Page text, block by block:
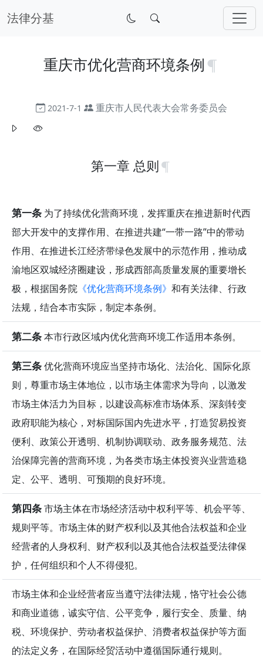
法律分基
重庆市优化营商环境条例
2021-7-1 重庆市人民代表大会常务委员会
第一章 总则
第一条 为了持续优化营商环境，发挥重庆在推进新时代西
部大开发中的支撑作用、在推进共建“一带一路”中的带动
作用、在推进长江经济带绿色发展中的示范作用，推动成
渝地区双城经济圈建设，形成西部高质量发展的重要增长
极，根据国务院 《优化营商环境条例》 和有关法律、行政
法规，结合本市实际，制定本条例。
第二条本市行政区域内优化营商环境工作适用本条例。
第三条优化营商环境应当坚持市场化、法治化、国际化原
则，尊重市场主体地位，以市场主体需求为导向，以激发
市场主体活力为目标，以建设高标准市场体系、深刻转变
政府职能为核心，对标国际国内先进水平，打造贸易投资
便利、政策公开透明、机制协调联动、政务服务规范、法
治保障完善的营商环境，为各类市场主体投资兴业营造稳
定、公平、透明、可预期的良好环境。
第四条市场主体在市场经济活动中权利平等、机会平等、
规则平等。市场主体的财产权利以及其他合法权益和企业
经营者的人身权利、财产权利以及其他合法权益受法律保
护，任何组织和个人不得侵犯。
市场主体和企业经营者应当遵守法律法规，恪守社会公德
和商业道德，诚实守信、公平竞争，履行安全、质量、纳
税、环境保护、劳动者权益保护、消费者权益保护等方面
的法定义务，在国际经贸活动中遵循国际通行规则。